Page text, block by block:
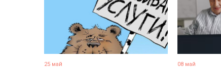
25 май 08 май